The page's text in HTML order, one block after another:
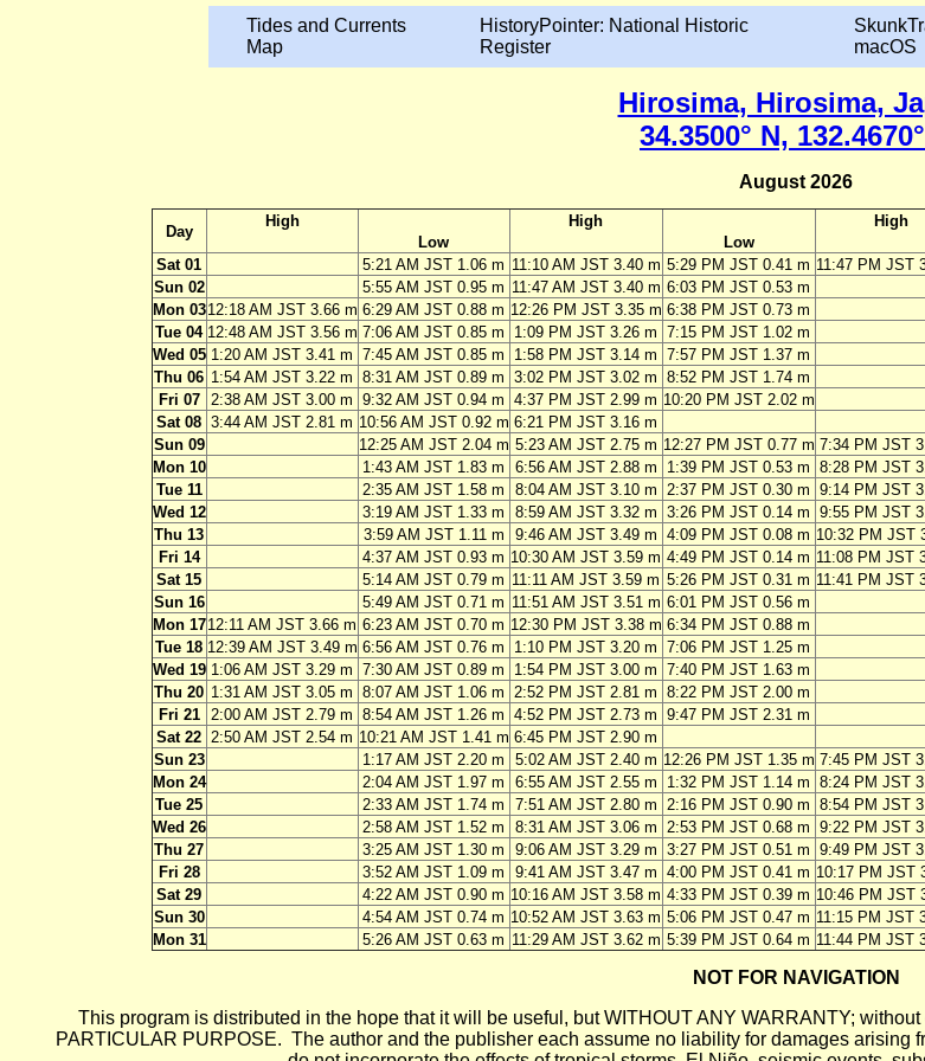
Tides and Currents
Map
HistoryPointer: National Historic
Register
macOS
Hirosima, Hirosima,
34.3500° N,
August 2026
Day
High
Low
High
Low
High
Sat 01
5:21 AM JST 1.06 m 11:10 AM JST 3.40 m 5:29 PM JST 0.41 m 11:47 PM JST
Sun 02
5:55 AM JST 0.95 m 11:47 AM JST 3.40 m 6:03 PM JST 0.53 m
Mon 0312:18 AM JST 3.66 m 6:29 AM JST 0.88 m 12:26 PM JST 3.35 m 6:38 PM JST 0.73 m
Tue 04 12:48 AM JST 3.56 m 7:06 AM JST 0.85 m 1:09 PM JST 3.26 m 7:15 PM JST 1.02 m
Wed 05 1:20 AM JST 3.41 m 7:45 AM JST 0.85 m 1:58 PM JST 3.14 m 7:57 PM JST 1.37 m
Thu 06 1:54 AM JST 3.22 m 8:31 AM JST 0.89 m 3:02 PM JST 3.02 m 8:52 PM JST 1.74 m
Fri 07
2:38 AM JST 3.00 m 9:32 AM JST 0.94 m 4:37 PM JST 2.99 m 10:20 PM JST 2.02 m
Sat 08 3:44 AM JST 2.81 m 10:56 AM JST 0.92 m 6:21 PM JST 3.16 m
Sun 09
12:25 AM JST 2.04 m 5:23 AM JST 2.75 m 12:27 PM JST 0.77 m 7:34 PM JST
Mon 10
1:43 AM JST 1.83 m 6:56 AM JST 2.88 m 1:39 PM JST 0.53 m 8:28 PM JST
Tue 11
2:35 AM JST 1.58 m 8:04 AM JST 3.10 m 2:37 PM JST 0.30 m 9:14 PM JST
Wed 12
3:19 AM JST 1.33 m 8:59 AM JST 3.32 m 3:26 PM JST 0.14 m 9:55 PM JST
Thu 13
3:59 AM JST 1.11 m 9:46 AM JST 3.49 m 4:09 PM JST 0.08 m 10:32 PM JST
Fri 14
4:37 AM JST 0.93 m 10:30 AM JST 3.59 m 4:49 PM JST 0.14 m 11:08 PM JST
Sat 15
5:14 AM JST 0.79 m 11:11 AM JST 3.59 m 5:26 PM JST 0.31 m 11:41 PM JST
Sun 16
5:49 AM JST 0.71 m 11:51 AM JST 3.51 m 6:01 PM JST 0.56 m
Mon 1712:11 AM JST 3.66 m 6:23 AM JST 0.70 m 12:30 PM JST 3.38 m 6:34 PM JST 0.88 m
Tue 18 12:39 AM JST 3.49 m 6:56 AM JST 0.76 m 1:10 PM JST 3.20 m 7:06 PM JST 1.25 m
Wed 19 1:06 AM JST 3.29 m 7:30 AM JST 0.89 m 1:54 PM JST 3.00 m 7:40 PM JST 1.63 m
Thu 20 1:31 AM JST 3.05 m 8:07 AM JST 1.06 m 2:52 PM JST 2.81 m 8:22 PM JST 2.00 m
Fri 21
2:00 AM JST 2.79 m 8:54 AM JST 1.26 m 4:52 PM JST 2.73 m 9:47 PM JST 2.31 m
Sat 22 2:50 AM JST 2.54 m 10:21 AM JST 1.41 m 6:45 PM JST 2.90 m
Sun 23
1:17 AM JST 2.20 m 5:02 AM JST 2.40 m 12:26 PM JST 1.35 m 7:45 PM JST
Mon 24
2:04 AM JST 1.97 m 6:55 AM JST 2.55 m 1:32 PM JST 1.14 m 8:24 PM JST
Tue 25
2:33 AM JST 1.74 m 7:51 AM JST 2.80 m 2:16 PM JST 0.90 m 8:54 PM JST
Wed 26
2:58 AM JST 1.52 m 8:31 AM JST 3.06 m 2:53 PM JST 0.68 m 9:22 PM JST
Thu 27
3:25 AM JST 1.30 m 9:06 AM JST 3.29 m 3:27 PM JST 0.51 m 9:49 PM JST
Fri 28
3:52 AM JST 1.09 m 9:41 AM JST 3.47 m 4:00 PM JST 0.41 m 10:17 PM JST
Sat 29
4:22 AM JST 0.90 m 10:16 AM JST 3.58 m 4:33 PM JST 0.39 m 10:46 PM JST
Sun 30
4:54 AM JST 0.74 m 10:52 AM JST 3.63 m 5:06 PM JST 0.47 m 11:15 PM JST
Mon 31
5:26 AM JST 0.63 m 11:29 AM JST 3.62 m 5:39 PM JST 0.64 m 11:44 PM JST
NOT FOR NAVIGATION
This program is distributed in the hope that it will be useful, but WITHOUT ANY WARRANTY;
PARTICULAR PURPOSE. The author and the publisher each assume no liability for damages arising